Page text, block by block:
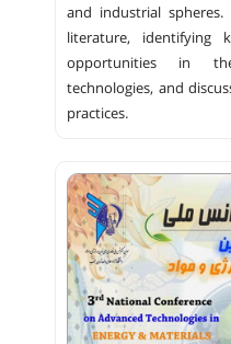
and industrial
literature, identifying
opportunities in
technologies, and
practices.